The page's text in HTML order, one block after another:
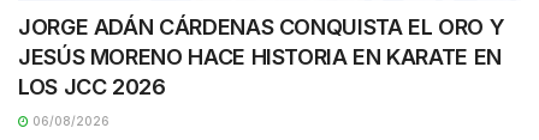
JORGE ADÁN CÁRDENAS CONQUISTA EL ORO Y
JESÚS MORENO HACE HISTORIA EN KARATE EN
LOS JCC 2026
06/08/2026